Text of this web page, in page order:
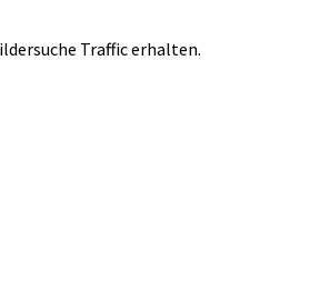
Traffic erhalten.